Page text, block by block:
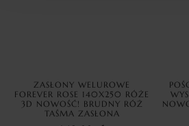
ZASŁONY WELUROWE
FOREVER ROSE 140X250 RÓŻE
3D NOWOŚĆ! BRUDNY RÓŻ
TAŚMA ZASŁONA